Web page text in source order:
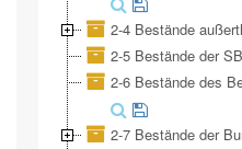
2-4 Bestände
2-5 Bestände der
2-6 Bestände des
2-7 Bestände der